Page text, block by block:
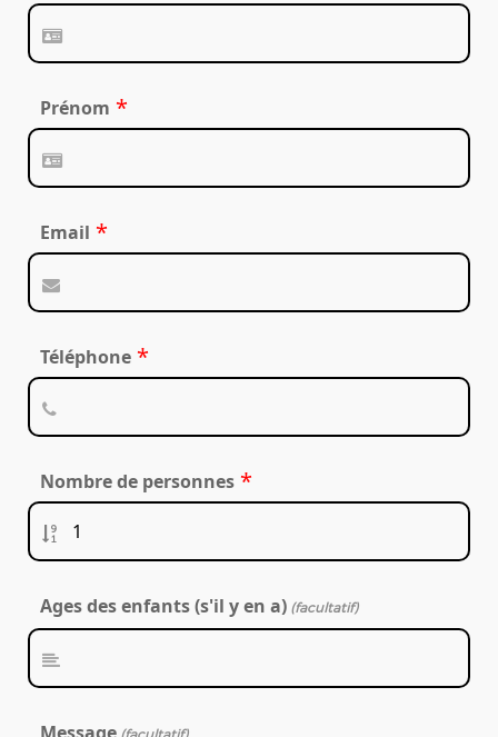
Prénom *
Email *
Téléphone *
Nombre de personnes *
Ages des enfants (s'il y en a) (facultatif)